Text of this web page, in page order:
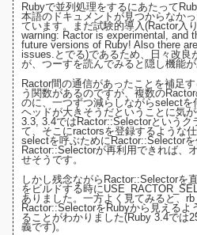
Rubyで並列処理をするにあたって
本語のドキュメントが見つからなか
ています。まだ試験的導入(Ractor入
warning: Ractor is experimental, and
future versions of Ruby! Also there
issues.とでる)であるため、日々改良
が、つーすを読んでみると隠し機能
Ractor間の通信があったことを補足
う関数があるのですが、複数の
のに、一つずつ減らしながらselect
ヘッドが大きそうだということに気
3.3 3.4ではRactor::Selectorというク
て、そこにractorsを登録するような
selectを呼ぶためにRactor::Selector
Ractor::Selectorが再利用できれば、
せそうです。
しかし残念ながらRactor::Selectorを
をビルドする時に
ありました。一方よく見てみると、
Ractor::SelectorをRubyから見えるよ
ることがわかりました(Ruby 3.4では
義です)。